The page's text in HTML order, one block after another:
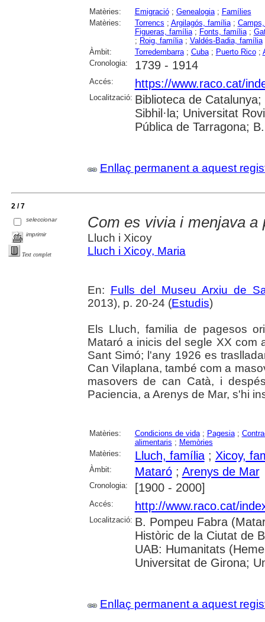
Matèries: Emigració; Genealogia; Famílies
Matèries:
Torrencs ; Argilagós, família;
Figueras, família; Fonts, família;
; Roig, família; Valdés-Badia, família
Àmbit:
Torredembarra; Cuba; Puerto Rico;
Cronologia:
1739 - 1914
Accés: https://www.raco.cat/
Localització: Biblioteca de
Sibhil·la; Universitat
Pública de Tarragona;
Enllaç permanent a aquest
2 / 7
seleccionar
imprimir
Text complet
Com es vivia i menjava a
Lluch i Xicoy
Lluch i Xicoy, Maria
En: Fulls del Museu Arxiu de
2013), p. 20-24 (Estudis)
Els Lluch, familia de pagesos
Mataró a inicis del segle XX com
Sant Simó; l'any 1926 es
Can Vilaplana, també com a
masovers de can Catà, i
Paciencia, a Arenys de Mar, s'hi
Matèries: Condicions de vida; Pagesia;
alimentaris ; Memòries
Matèries:
Lluch, família; Xicoy,
Àmbit: Mataró; Arenys de Mar
Cronologia: [1900 - 2000]
Accés: http://www.raco.cat/
Localització: B. Pompeu Fabra
Històric de la Ciutat de
UAB: Humanitats
Universitat de Girona;
Enllaç permanent a aquest